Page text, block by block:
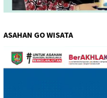
ASAHAN GO WISATA
Pemutar
Video